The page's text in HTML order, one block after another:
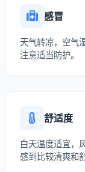
感冒
天气转凉，空气
注意适当防护。
舒适度
白天温度适宜，
感到比较清爽和